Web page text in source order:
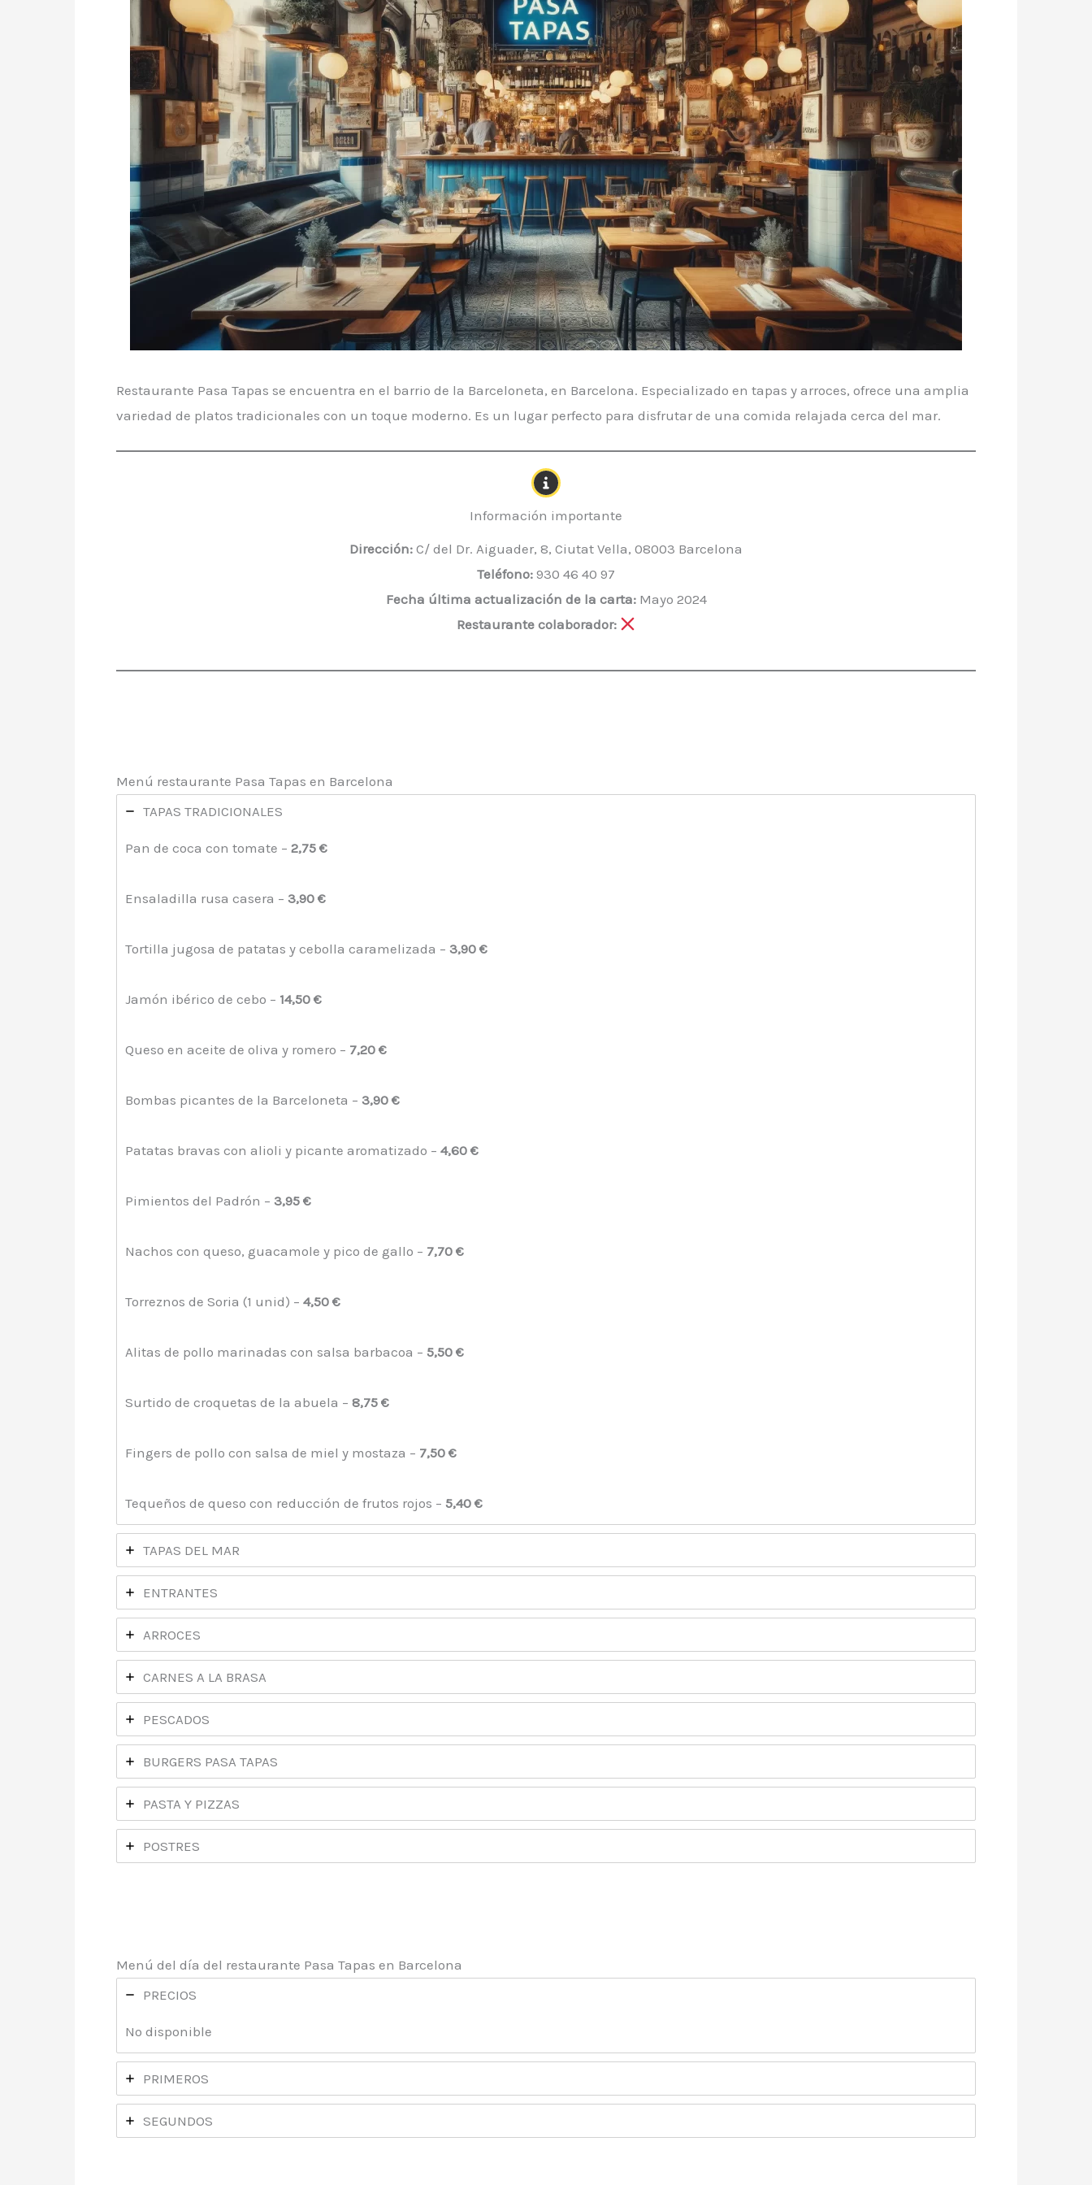
Restaurante Pasa Tapas se encuentra en el barrio de la Barceloneta, en Barcelona. Especializado en tapas y arroces, ofrece una amplia
variedad de platos tradicionales con un toque moderno. Es un lugar perfecto para disfrutar de una comida relajada cerca del mar.
Información importante
Dirección: C/ del Dr. Aiguader, 8, Ciutat Vella, 08003 Barcelona
Teléfono: 930 46 40 97
Fecha última actualización de la carta:Mayo 2024
Restaurante colaborador:
Menú restaurante Pasa Tapas en Barcelona
TAPAS TRADICIONALES
Pan de coca con tomate – 2,75 €
Ensaladilla rusa casera – 3,90 €
Tortilla jugosa de patatas y cebolla caramelizada – 3,90 €
Jamón ibérico de cebo – 14,50 €
Queso en aceite de oliva y romero – 7,20 €
Bombas picantes de la Barceloneta – 3,90 €
Patatas bravas con alioli y picante aromatizado – 4,60 €
Pimientos del Padrón – 3,95 €
Nachos con queso, guacamole y pico de gallo – 7,70 €
Torreznos de Soria (1 unid) – 4,50 €
Alitas de pollo marinadas con salsa barbacoa – 5,50 €
Surtido de croquetas de la abuela – 8,75 €
Fingers de pollo con salsa de miel y mostaza – 7,50 €
Tequeños de queso con reducción de frutos rojos – 5,40 €
TAPAS DEL MAR
ENTRANTES
ARROCES
CARNES A LA BRASA
PESCADOS
BURGERS PASA TAPAS
PASTA Y PIZZAS
POSTRES
Menú del día del restaurante Pasa Tapas en Barcelona
PRECIOS
No disponible
PRIMEROS
SEGUNDOS